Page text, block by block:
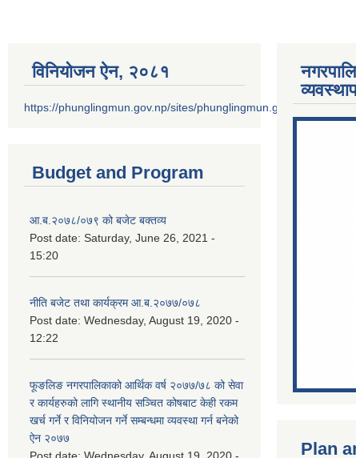
विनियोजन ऐन‚ २०८१
https://phunglingmun.gov.np/sites/phunglingmun.gov.np/files/
Budget and Program
आ.ब.२०७८/०७९ को बजेट बक्तव्य
Post date: Saturday, June 26, 2021 -
15:20
नीति बजेट तथा कार्यक्रम आ.ब.२०७७/०७८
Post date: Wednesday, August 19, 2020 -
12:22
फूङलिङ नगरपालिकाको आर्थिक वर्ष २०७७/७८ को सेवा
र कार्यहरुको लागि स्थानीय सञ्चित कोषबाट केही रकम
खर्च गर्ने र विनियोजन गर्ने सम्बन्धमा व्यवस्था गर्न बनेको
ऐन २०७७
Plan